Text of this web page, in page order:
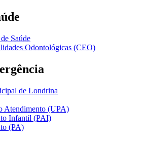
Saúde
Odontológicas (CEO)
de Londrina
Atendimento (UPA)
Infantil (PAI)
(PA)